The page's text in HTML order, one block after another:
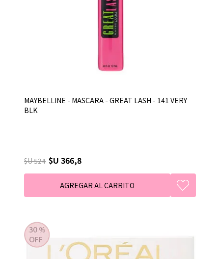
MAYBELLINE - MASCARA - GREAT LASH - 141 VERY
BLK
$U 524 $U 366,8